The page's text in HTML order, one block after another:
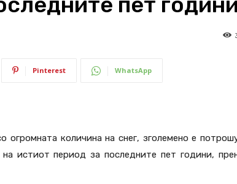
Pinterest WhatsApp
огромната количина на снег, зголемено е
истиот период за последните пет години,